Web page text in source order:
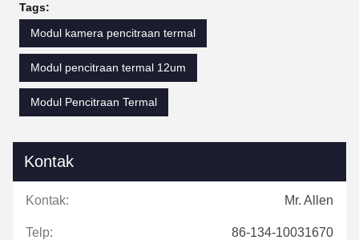
Tags:
Modul kamera pencitraan termal
Modul pencitraan termal 12um
Modul Pencitraan Termal
Kontak
Kontak: Mr. Allen
Telp: 86-134-10031670